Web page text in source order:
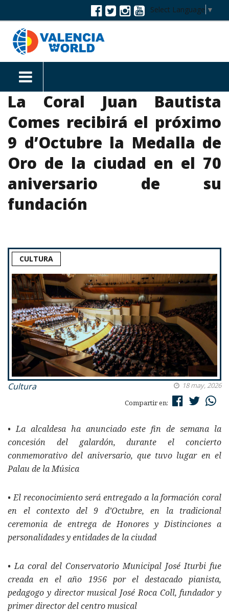
Select Language ▼
La Coral Juan Bautista
Comes recibirá el próximo
9 d’Octubre la Medalla de
Oro de la ciudad en el 70
aniversario de su
fundación
CULTURA
Cultura
18 may, 2026
Compartir en:
• La alcaldesa ha anunciado este fin de semana la
concesión del galardón, durante el concierto
conmemorativo del aniversario, que tuvo lugar en el
Palau de la Música
• El reconocimiento será entregado a la formación coral
en el contexto del 9 d’Octubre, en la tradicional
ceremonia de entrega de Honores y Distinciones a
personalidades y entidades de la ciudad
• La coral del Conservatorio Municipal José Iturbi fue
creada en el año 1956 por el destacado pianista,
pedagogo y director musical José Roca Coll, fundador y
primer director del centro musical